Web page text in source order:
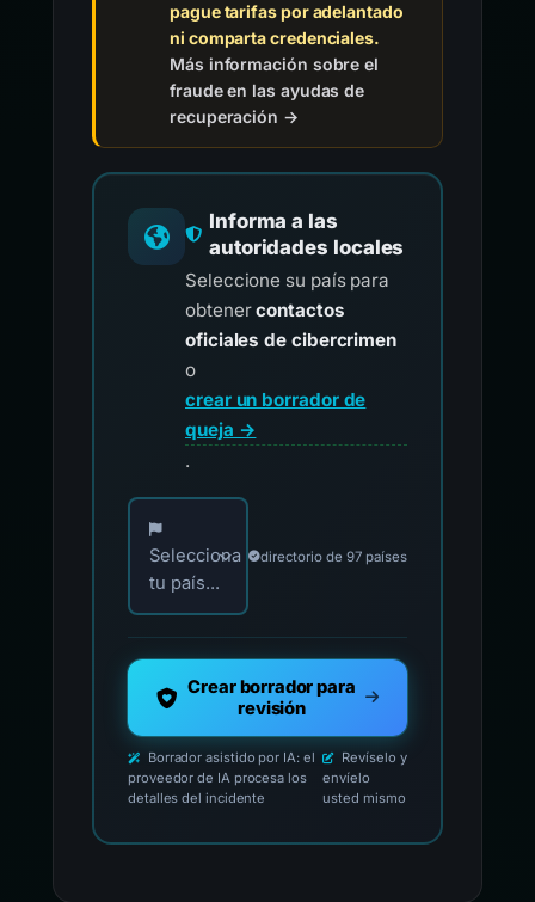
pague tarifas por adelantado
ni comparta credenciales.
Más información sobre el
fraude en las ayudas de
recuperación →
Informa a las
autoridades locales
Seleccione su país para
obtenercontactos
oficiales de cibercrimen
o
crear un borrador de
queja →
.
Elija su país para los contactos oficiales de
Selecciona
tu país...
directorio de 97 países
Crear borrador para
revisión
Borrador asistido por IA: el
proveedor de IA procesa los
detalles del incidente
Revíselo y
envíelo
usted mismo